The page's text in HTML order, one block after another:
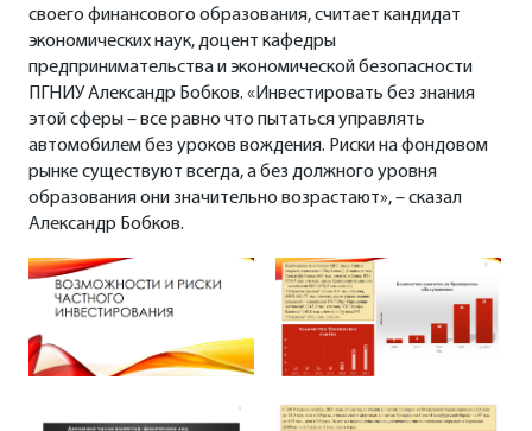
своего финансового образования, считает кандидат
экономических наук, доцент кафедры
предпринимательства и экономической безопасности
ПГНИУ Александр Бобков. «Инвестировать без знания
этой сферы – все равно что пытаться управлять
автомобилем без уроков вождения. Риски на фондовом
рынке существуют всегда, а без должного уровня
образования они значительно возрастают», – сказал
Александр Бобков.